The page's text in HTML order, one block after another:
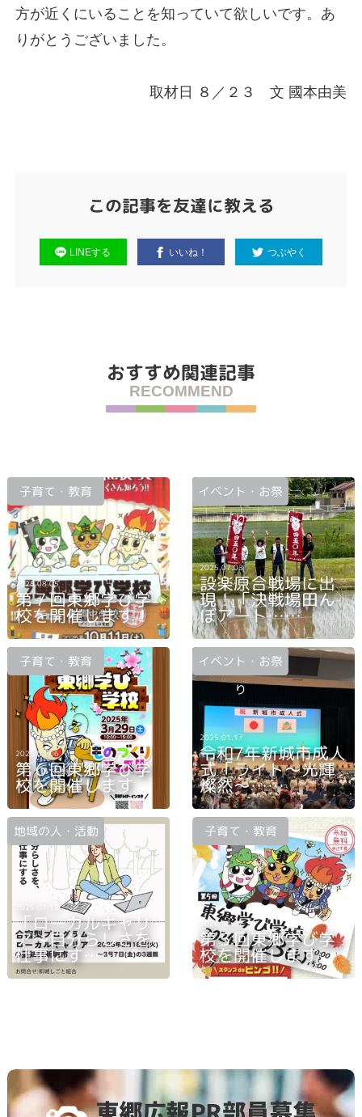
方が近くにいることを知っていて欲しいです。あ
りがとうございました。
取材日 ８／２３ 文 國本由美
この記事を友達に教える
LINEする いいね！ つぶやく
おすすめ関連記事
RECOMMEND
子育て・教育
2025.08.05
第７回東郷学び学
校を開催します！
イベント・お祭
り
2025.07.03
設楽原合戦場に出
現！「決戦場田ん
ぼアート……
子育て・教育
2025.03.06
第６回東郷学び学
校を開催します
イベント・お祭
り
2025.01.17
令和7年新城市成人
式「ライト〜光輝
燦然〜……
地域の人・活動
2025.01.15
「ローカルキャリ
ア～自分らしさを
仕事にす……
子育て・教育
2024.10.07
第５回東郷学び学
校を開催します